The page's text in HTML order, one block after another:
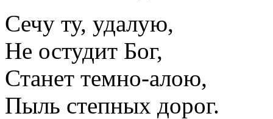
Сечу ту, удалую,
Не остудит Бог,
Станет темно-алою,
Пыль степных дорог.